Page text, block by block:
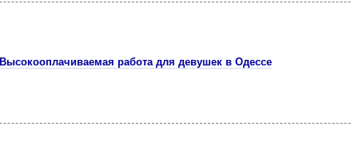
Высокооплачиваемая работа для девушек в Одессе